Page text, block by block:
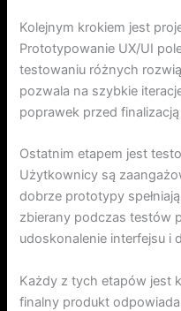
Kolejnym krokiem jest
Prototypowanie UX/UI
testowaniu różnych
pozwala na szybkie
poprawek przed
Ostatnim etapem jest
Użytkownicy są
dobrze prototypy
zbierany podczas testów
udoskonalenie interfejsu i
Każdy z tych etapów jest
finalny produkt